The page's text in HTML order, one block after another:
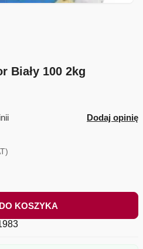
Biały 100 2kg
Dodaj opinię
KOSZYKA